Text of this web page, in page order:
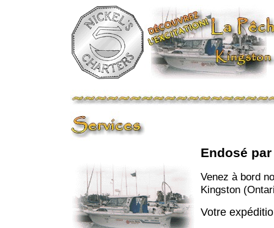
Endosé
Venez à bord
Kingston
Votre